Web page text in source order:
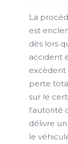
La
est
dès lors
accident
excèdent
perte
sur le
l'autorité
délivre
le